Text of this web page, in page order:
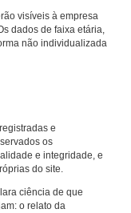
visíveis à empresa
dados de faixa etária,
não individualizada
e
os
e integridade, e
do site.
ciência de que
o relato da